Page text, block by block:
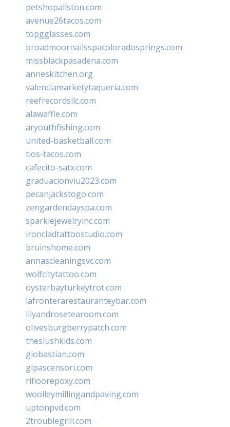
petshopallston.com
avenue26tacos.com
topgglasses.com
broadmoornailsspacoloradosprings.com
missblackpasadena.com
anneskitchen.org
valenciamarketytaqueria.com
reefrecordsllc.com
alawaffle.com
aryouthfishing.com
united-basketball.com
tios-tacos.com
cafecito-satx.com
graduacionviu2023.com
pecanjackstogo.com
zengardendayspa.com
sparklejewelryinc.com
ironcladtattoostudio.com
bruinshome.com
annascleaningsvc.com
wolfcitytattoo.com
oysterbayturkeytrot.com
lafronterarestauranteybar.com
lilyandrosetearoom.com
olivesburgberrypatch.com
theslushkids.com
giobastian.com
glpascensori.com
rifloorepoxy.com
woolleymillingandpaving.com
uptonpvd.com
2troublegrill.com